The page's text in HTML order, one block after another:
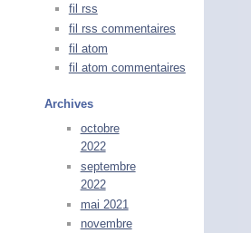
fil rss
fil rss commentaires
fil atom
fil atom commentaires
Archives
octobre
2022
septembre
2022
mai 2021
novembre